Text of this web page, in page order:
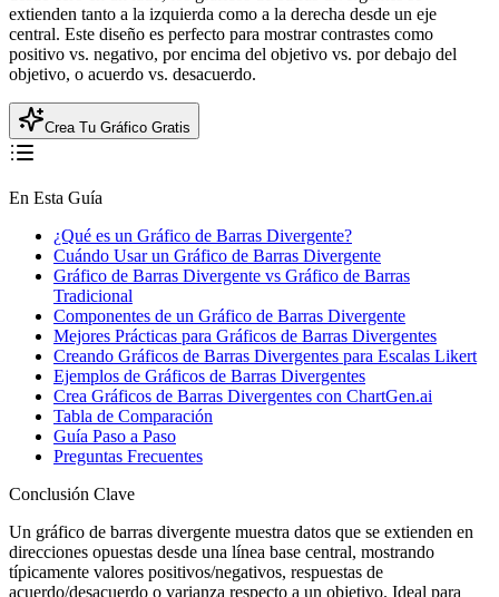
extienden tanto a la izquierda como a la derecha desde un eje
central. Este diseño es perfecto para mostrar contrastes como
positivo vs. negativo, por encima del objetivo vs. por debajo del
objetivo, o acuerdo vs. desacuerdo.
Crea Tu Gráfico Gratis
En Esta Guía
¿Qué es un Gráfico de Barras Divergente?
Cuándo Usar un Gráfico de Barras Divergente
Gráfico de Barras Divergente vs Gráfico de Barras
Tradicional
Componentes de un Gráfico de Barras Divergente
Mejores Prácticas para Gráficos de Barras Divergentes
Creando Gráficos de Barras Divergentes para Escalas Likert
Ejemplos de Gráficos de Barras Divergentes
Crea Gráficos de Barras Divergentes con ChartGen.ai
Tabla de Comparación
Guía Paso a Paso
Preguntas Frecuentes
Conclusión Clave
Un gráfico de barras divergente muestra datos que se extienden en
direcciones opuestas desde una línea base central, mostrando
típicamente valores positivos/negativos, respuestas de
acuerdo/desacuerdo o varianza respecto a un objetivo. Ideal para